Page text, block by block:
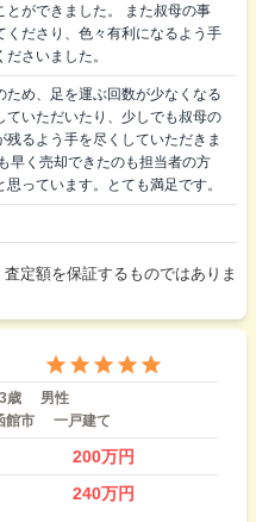
とができました。 また叔母の事
くださり、色々有利になるよう手
さいました。
ため、足を運ぶ回数が少なくなる
ていただいたり、少しでも叔母の
残るよう手を尽くしていただきま
早く売却できたのも担当者の方
思っています。とても満足です。
定額を保証するものではありま
歳
男性
館市
一戸建て
200万円
240万円